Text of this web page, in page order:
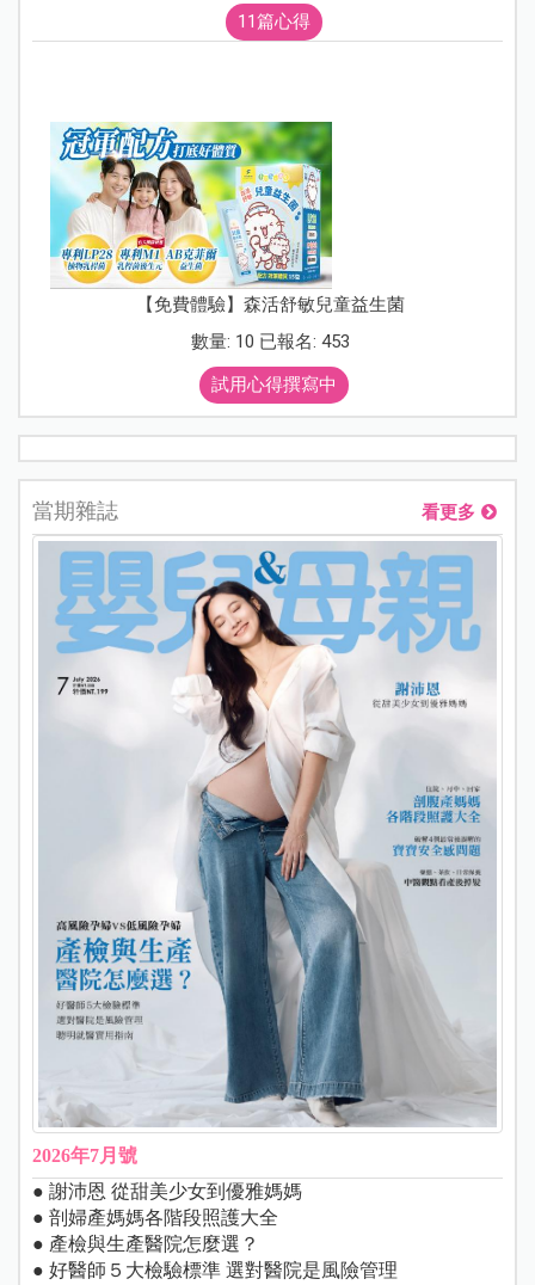
11篇心得
【免費體驗】森活舒敏兒童益生菌
數量: 10 已報名: 453
試用心得撰寫中
當期雜誌 看更多
2026年7月號
● 謝沛恩 從甜美少女到優雅媽媽
● 剖婦產媽媽各階段照護大全
● 產檢與生產醫院怎麼選？
● 好醫師５大檢驗標準 選對醫院是風險管理